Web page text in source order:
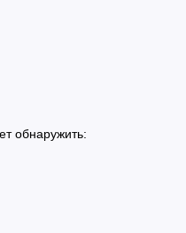
обнаружить: